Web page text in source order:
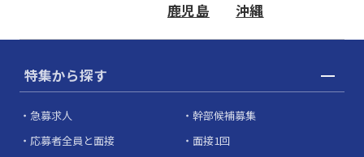
鹿児島 沖縄
特集から探す
急募求人
幹部候補募集
応募者全員と面接
面接1回